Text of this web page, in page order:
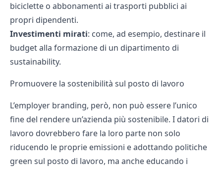
biciclette o abbonamenti ai trasporti pubblici ai
propri dipendenti.
Investimenti mirati: come, ad esempio, destinare il
budget alla formazione di un dipartimento di
sustainability.
Promuovere la sostenibilità sul posto di lavoro
L’employer branding, però, non può essere l’unico
fine del rendere un’azienda più sostenibile. I datori di
lavoro dovrebbero fare la loro parte non solo
riducendo le proprie emissioni e adottando politiche
green sul posto di lavoro, ma anche educando i